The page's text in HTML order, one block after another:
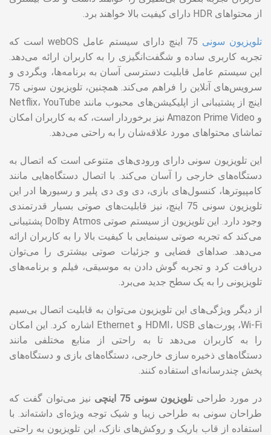
از محتواهای HDR دارای کیفیت بالا خواهند برد.
تلویزیون سونی
75 اینچ دارای سیستم عامل webOS است که
تجربه کاربری ساده و شگفت‌انگیزی را به کاربران ارائه می‌دهد.
این سیستم عامل قابلیت دسترسی آسان به برنامه‌ها، وبگردی و
سرویس‌های آنلاین را فراهم می‌کند. همچنین، تلویزیون سونی 75
اینچ از پشتیبانی از اپلیکیشن‌های محبوب مانند Netflix، YouTube
و Amazon Prime Video نیز برخوردار است، که به کاربران امکان
تماشای محتواهای مورد علاقه‌شان را به راحتی می‌دهد.
این تلویزیون سونی دارای ورودی‌های متنوعی است که اتصال به
دستگاه‌های خارجی را آسان می‌کند. با اتصال دستگاه‌هایی مانند
کامپیوترها، کنسول‌های بازی، دی وی دی پلیر و رسیورها ادر این
تلویزیون سونی 75 اینچ، نیز قابلیت‌های صوتی بسیار قدرتمندی
وجود دارد. این تلویزیون از سیستم صوتی Dolby Atmos پشتیبانی
می‌کند که تجربه صوتی سینمایی با کیفیت بالا را به کاربران ارائه
می‌دهد. صداهای فضایی و جزئیات صوتی بیشتری را می‌توان
دریافت کرد و تجربه گوش دادن به موسیقی، فیلم و برنامه‌های
تلویزیونی را به یک سطح جدید می‌برد.
از دیگر ویژگی‌های این تلویزیون می‌توان به قابلیت اتصال بی‌سیم
Wi-Fi، پورت‌های HDMI، USB و Ethernet اشاره کرد. این امکان
را به کاربران می‌دهد تا به راحتی از منابع مختلفی مانند
دستگاه‌های ذخیره سازی خارجی، دستگاه‌های بازی و دستگاه‌های
پخش چندرسانه‌ای استفاده کنند.
در مورد طراحی تلویزیون سونی 75 اینچی
نیز می‌توان گفت که
طراحان سونی به طراحی زیبا و شیک توجه ویژه‌ای داشته‌اند. با
استفاده از قاب باریک و روکش‌های نازک، این تلویزیون به راحتی